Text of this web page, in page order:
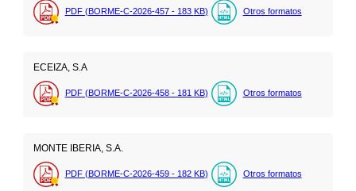
PDF (BORME-C-2026-457 - 183 KB) Otros formatos
ECEIZA, S.A
PDF (BORME-C-2026-458 - 181 KB) Otros formatos
MONTE IBERIA, S.A.
PDF (BORME-C-2026-459 - 182 KB) Otros formatos